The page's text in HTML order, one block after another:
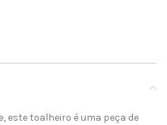
este toalheiro é uma peça de